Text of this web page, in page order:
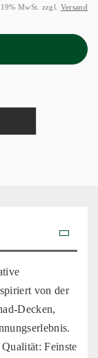
MwSt. zzgl. Versand
von der
Decken,
Feinste